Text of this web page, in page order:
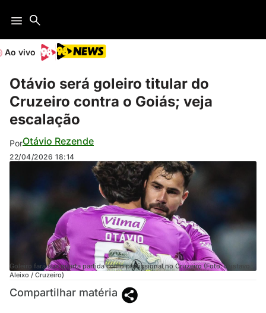
Ao vivo
Otávio será goleiro titular do
Cruzeiro contra o Goiás; veja
escalação
PorOtávio Rezende
22/04/2026 18:14
Goleiro fará sua quarta partida como profissional no Cruzeiro (Foto: Gustavo
Aleixo / Cruzeiro)
Compartilhar matéria